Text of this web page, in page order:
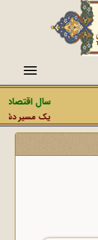
منو
سال اقتصاد
یک مسیر